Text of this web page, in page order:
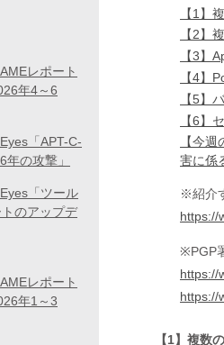
【1】
【2】
【3】
【4】
【5】
【6】
【今
害に係
※紹介
https://
※PGP
https://
https://
【1】複数
レポート
年4～6
「APT-C-
の攻撃」
「ツール
のアップデ
レポート
年1～3